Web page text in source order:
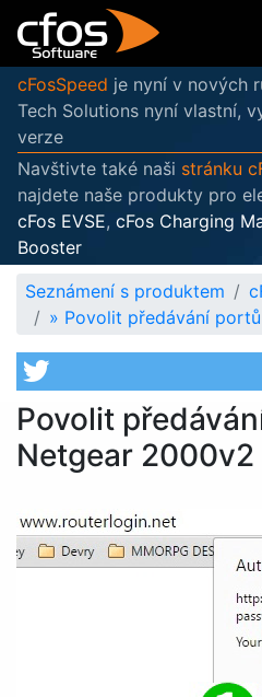
cFosSpeed je nyní v nových
Tech Solutions nyní vlastní,
verze
Navštivte také naši stránku
najdete naše produkty pro
cFos EVSE, cFos Charging
Booster
Seznámení s produktem
» Povolit předávání
Povolit
Netgear 2000v2